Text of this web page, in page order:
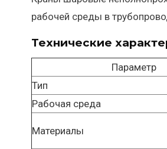
рабочей среды в
Технические
Параметр
Тип
Рабочая среда
Материалы